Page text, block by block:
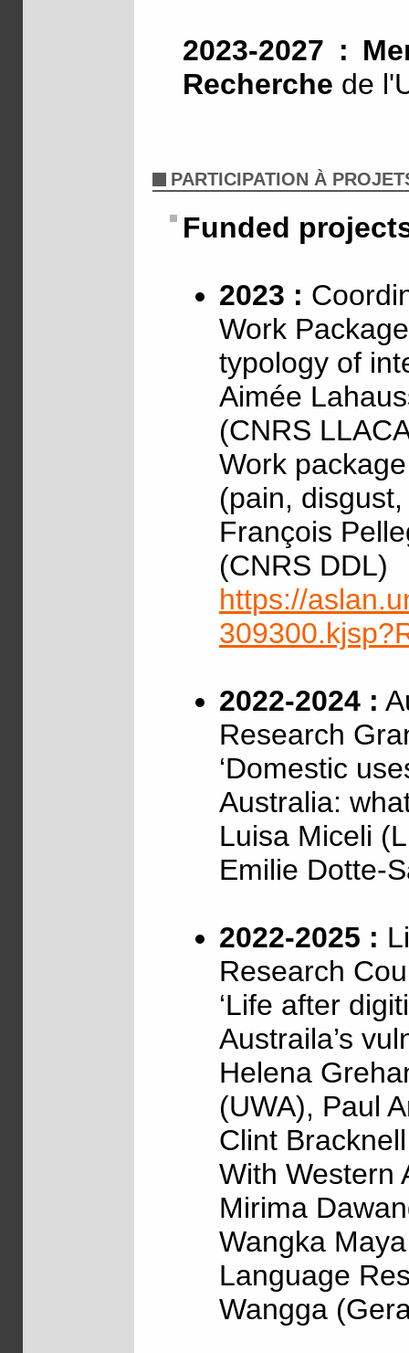
2023-2027 :
Recherche de
PARTICIPATION À
Funded
2023 :
Work
typology of
Aimée
(CNRS
Work
(pain,
François
(CNRS DDL)
https://
2022-2024 :
Research
‘Domestic
Australia:
Luisa Miceli
Emilie Dotte-
2022-2025 :
Research
‘Life after
Austraila’s
Helena
(UWA), Paul
Clint
With Western
Mirima
Wangka
Language
Wangga